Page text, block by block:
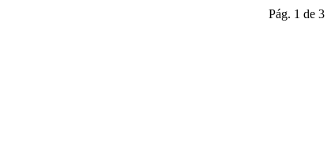
Pág. 1 de 3